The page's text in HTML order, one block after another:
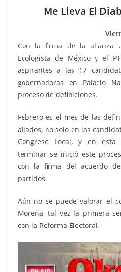
Me Lleva El
Con la firma de la alianza
Ecologista de México y el
aspirantes a las 17
gobernadoras en Palacio
proceso de definiciones.
Febrero es el mes de las
aliados, no solo en las
Congreso Local, y en esta
terminar se inició este
con la firma del acuerdo
partidos.
Aún no se puede valorar el
Morena, tal vez la primera
con la Reforma Electoral.